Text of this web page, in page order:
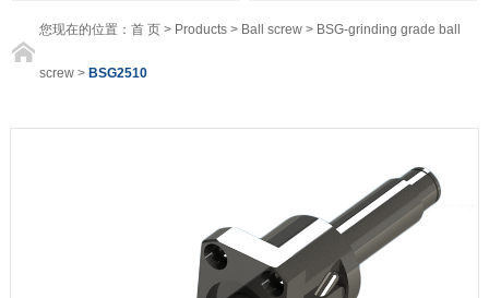
您现在的位置：首 页 > Products > Ball screw > BSG-grinding grade ball
screw > BSG2510